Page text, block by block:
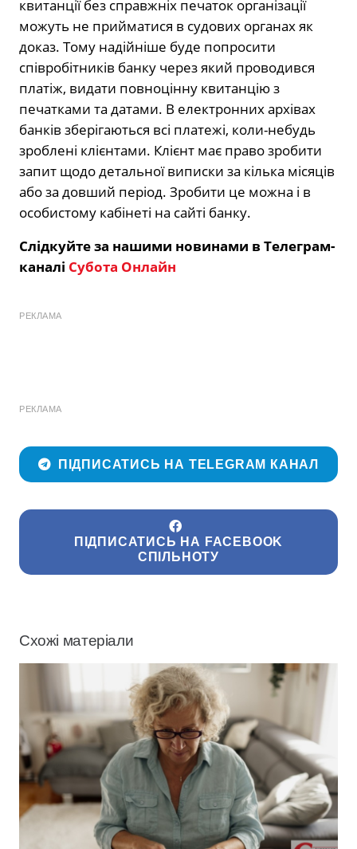
квитанції без справжніх печаток організації
можуть не прийматися в судових органах як
доказ. Тому надійніше буде попросити
співробітників банку через який проводився
платіж, видати повноцінну квитанцію з
печатками та датами. В електронних архівах
банків зберігаються всі платежі, коли-небудь
зроблені клієнтами. Клієнт має право зробити
запит щодо детальної виписки за кілька місяців
або за довший період. Зробити це можна і в
особистому кабінеті на сайті банку.
Слідкуйте за нашими новинами в Телеграм-
каналі Субота Онлайн
РЕКЛАМА
РЕКЛАМА
ПІДПИСАТИСЬ НА TELEGRAM КАНАЛ
ПІДПИСАТИСЬ НА FACEBOOK
СПІЛЬНОТУ
Схожі матеріали